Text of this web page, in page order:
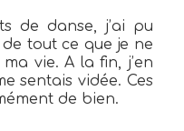
de danse, j’ai pu
tout ce que je ne
vie. A la fin, j’en
sentais vidée. Ces
de bien.